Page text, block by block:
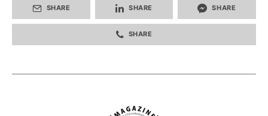
SHARE SHARE SHARE
SHARE